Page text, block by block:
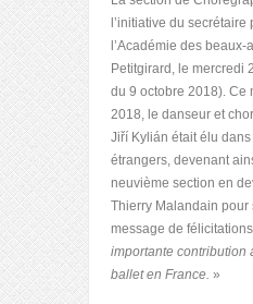
l’initiative du secrétaire
l’Académie des beaux-
Petitgirard, le mercredi
du 9 octobre 2018). Ce
2018, le danseur et
Jiří Kylián était élu
étrangers, devenant
neuvième section en
Thierry Malandain pour
message de
importante contribution
ballet en France. »